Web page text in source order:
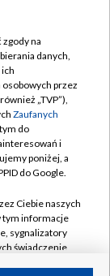
na
danych,
przez
„TVP”),
Zaufanych
do
i
poniżej, a
do Google.
Ciebie naszych
tym informacje
sygnalizatory
świadczenie